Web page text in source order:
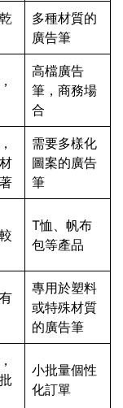
多種材質的
廣告筆
高檔廣告
筆，商務場
合
需要多樣化
圖案的廣告
筆
T恤、帆布
包等產品
專用於塑料
或特殊材質
的廣告筆
小批量個性
化訂單